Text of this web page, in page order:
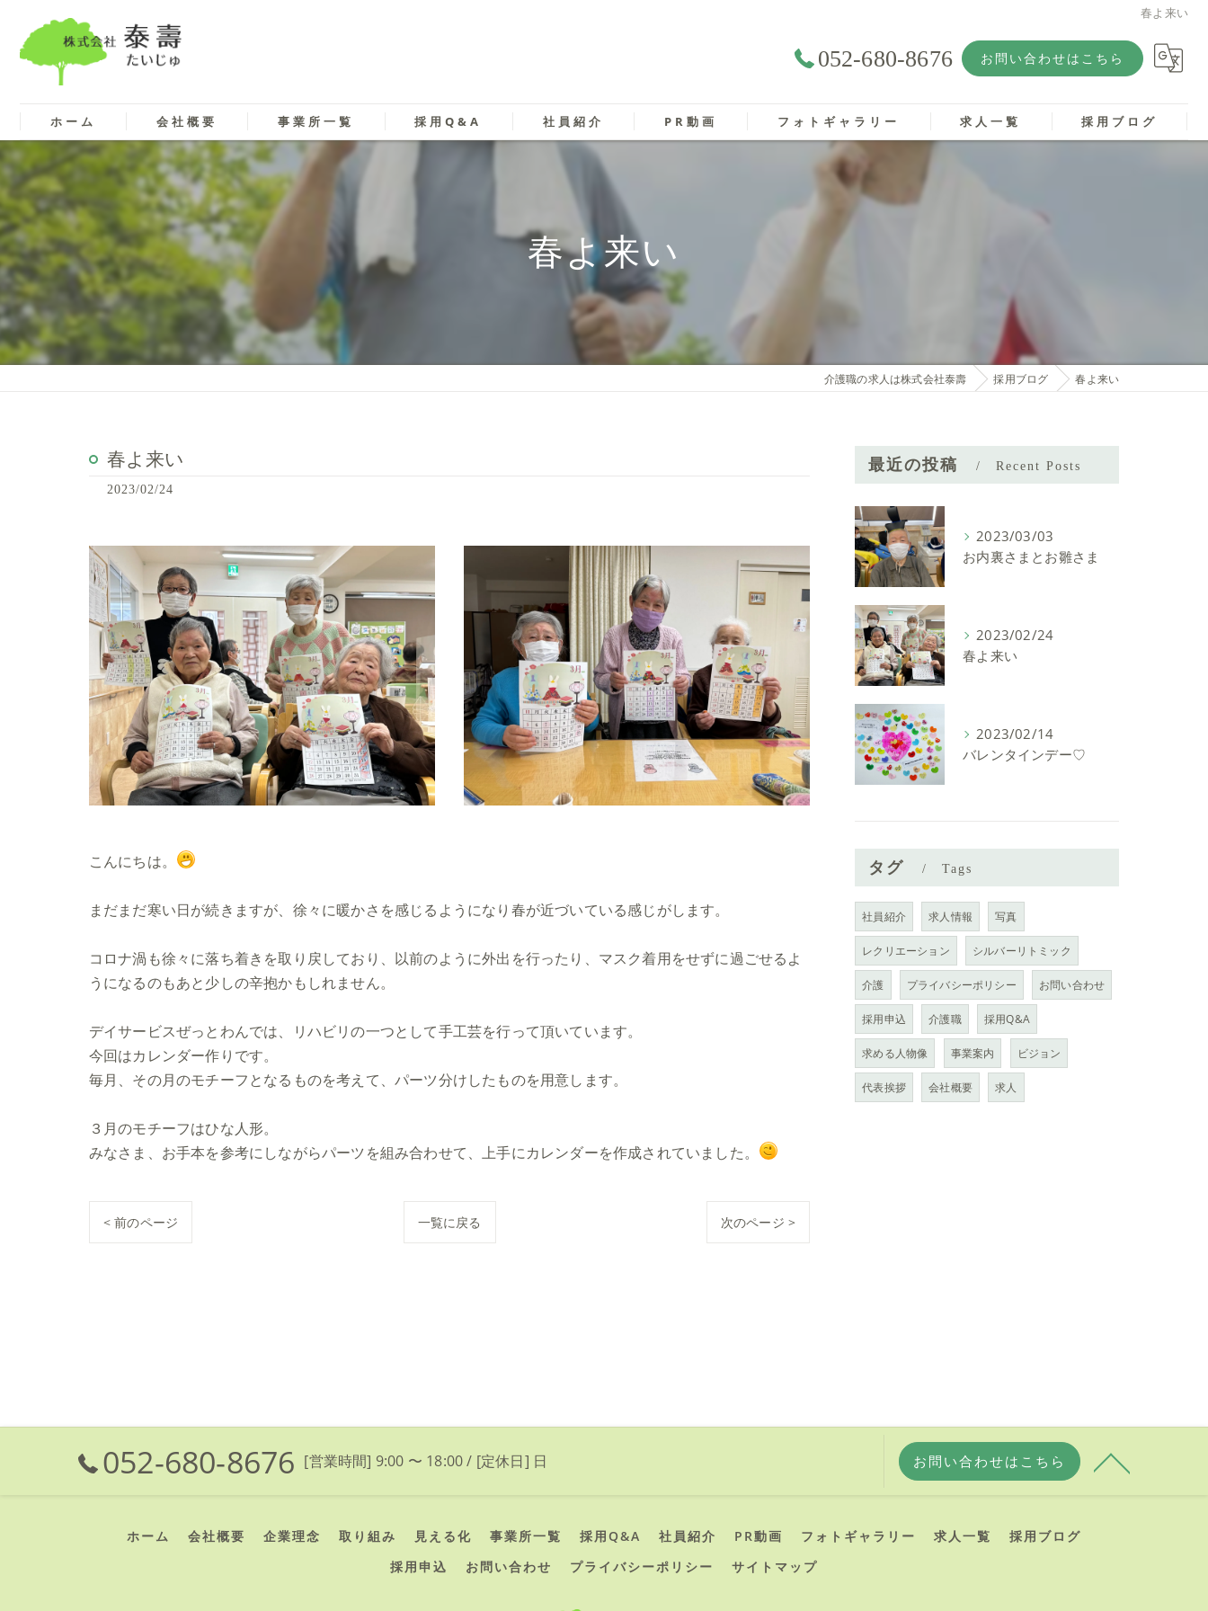
春よ来い
052-680-8676 お問い合わせはこちら
ホーム 会社概要
代表挨拶
企業理念
ビジョン
事業案内
取り組み
事業所一覧 採用Q&A 社員紹介
マネージャー
生活相談員
フロアリーダー
PR動画 フォトギャラリー 求人一覧 採用ブログ
春よ来い
介護職の求人は株式会社泰壽 採用ブログ 春よ来い
春よ来い
2023/02/24
こんにちは。
まだまだ寒い日が続きますが、徐々に暖かさを感じるようになり春が近づいている感じがします。
コロナ渦も徐々に落ち着きを取り戻しており、以前のように外出を行ったり、マスク着用をせずに過ごせるよ
うになるのもあと少しの辛抱かもしれません。
デイサービスぜっとわんでは、リハビリの一つとして手工芸を行って頂いています。
今回はカレンダー作りです。
毎月、その月のモチーフとなるものを考えて、パーツ分けしたものを用意します。
３月のモチーフはひな人形。
みなさま、お手本を参考にしながらパーツを組み合わせて、上手にカレンダーを作成されていました。
< 前のページ 一覧に戻る 次のページ >
最近の投稿 Recent Posts
2023/03/03
お内裏さまとお雛さま
2023/02/24
春よ来い
2023/02/14
バレンタインデー♡
タグ Tags
社員紹介 求人情報 写真
レクリエーション シルバーリトミック
介護 プライバシーポリシー お問い合わせ
採用申込 介護職 採用Q&A
求める人物像 事業案内 ビジョン
代表挨拶 会社概要 求人
052-680-8676 [営業時間] 9:00 〜 18:00 / [定休日] 日 お問い合わせはこちら
ホーム 会社概要 企業理念 取り組み 見える化 事業所一覧 採用Q&A 社員紹介 PR動画 フォトギャラリー 求人一覧
採用ブログ
採用申込
お問い合わせ プライバシーポリシー サイトマップ